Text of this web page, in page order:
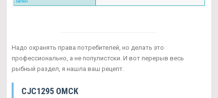
Надо охранять права потребителей, но делать это
профессионально, а не популистски. И вот перерыв весь
рыбный раздел, я нашла ваш рецепт.
CJC1295 ОМСК